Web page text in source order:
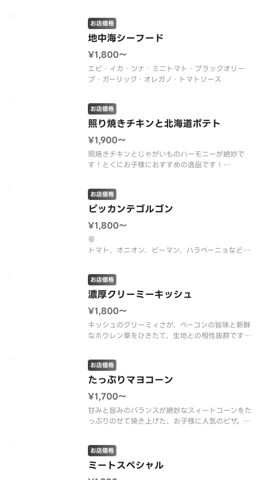
地中海シーフード
お店価格
¥1,800〜
エビ・イカ・ツナ・ミニトマト・ブラックオリー
ブ・ガーリック・オレガノ・トマトソース
照り焼きチキンと北海道ポテト
お店価格
¥1,900〜
照焼きチキンとじゃがいものハーモニーが絶妙で
す！とくにお子様におすすめの逸品です！
オン・マヨネーズ・照焼きソース
※北海道ポテトには、ニンジン、オニオン、マヨネ
ーズが含まれます。
ピッカンテゴルゴン
お店価格
¥1,800〜
辛
トマト、オニオン、ピーマン、ハラペーニョなど野
とした辛さが特徴のチョリソーを合わせたピザ。
チョリソー・ミニトマト・パプリカ・ナス・ズッキ
ーニ・ゴルゴンゾーラ・ガーリック・サルサソース
濃厚クリーミーキッシュ
お店価格
¥1,800〜
キッシュのクリーミィさが、ベーコンの旨味と新鮮
なホウレン草をひきたて、生地との相性抜群です。
ュソース
たっぷりマヨコーン
お店価格
¥1,700〜
甘みと旨みのバランスが絶妙なスィートコーンをた
っぷりのせて焼き上げた、お子様に人気のピザ。
ミートスペシャル
お店価格